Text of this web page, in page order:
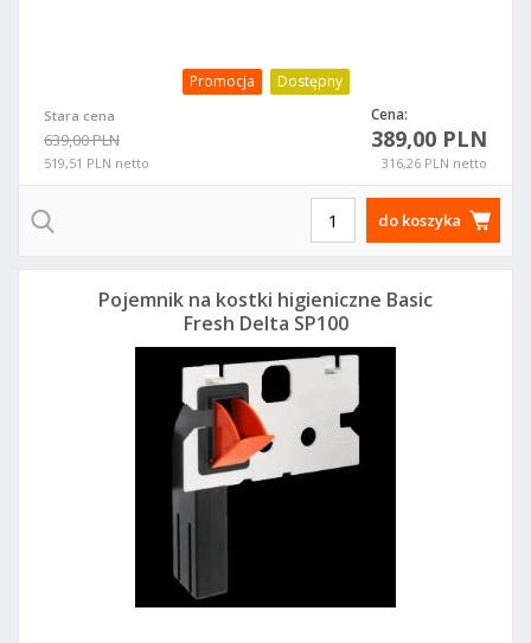
Promocja Dostępny
Stara cena
639,00 PLN
519,51 PLN netto
Cena:
389,00 PLN
316,26 PLN netto
do koszyka
Pojemnik na kostki higieniczne Basic
Fresh Delta SP100